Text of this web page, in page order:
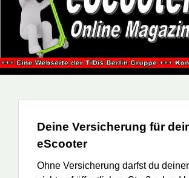
Deine Versicherung für
eScooter
Ohne Versicherung darfst du